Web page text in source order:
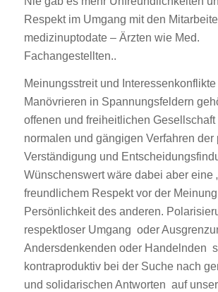
Respekt im Umgang mit den
medizinuptodate – Ärzten wie Med.
Fachangestellten..
Meinungsstreit und
Manövrieren in Spannungsfeldern
offenen und freiheitlichen Gesellschaft
normalen und gängigen Verfahren der
Verständigung und
Wünschenswert wäre dabei aber eine
freundlichem Respekt vor der
Persönlichkeit des anderen.
respektloser Umgang oder
Andersdenkenden oder Handelnden
kontraproduktiv bei der Suche nach
und solidarischen Antworten auf